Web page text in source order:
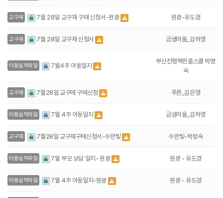
교구재 7월 28일 교구재 구매 신청서-원광 원광-유도경
교구재 7월 28일 교구재 신청서 금샘마을_김하영
아동실적파일 7월4주 아동일지
부산진행복한홈스쿨 박명
숙
교구재 7월28일 교구매 구매신청 푸른_김은영
아동실적파일 7월 4주 아동일지 금샘마을_김하영
교구재 7월28일 교구재구매신청서-수안빛 수안빛-박정숙
아동실적파일 7월 부모 상담 일지- 원광 원광 - 유도경
아동실적파일 7월 4주 아동일지-원광 원광 - 유도경